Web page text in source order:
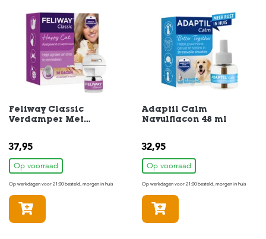
o
p
l
a
n
t
e
n
e
Feliway Classic
Verdamper Met
37,95
Op voorraad
Op werkdagen voor 21:00 besteld, morgen in huis
Adaptil Calm
Navulflacon 48 ml
32,95
Op voorraad
Op werkdagen voor 21:00 besteld, morgen in huis